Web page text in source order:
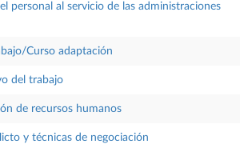
personal al servicio de las administraciones
Curso adaptación
del trabajo
de recursos humanos
y técnicas de negociación